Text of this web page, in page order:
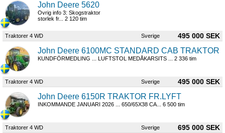
John Deere 5620
Ovrig info 3: Skogstraktor
storlek fr... 2 120 tim
Traktorer 4 WD Sverige 495 000 SEK
John Deere 6100MC STANDARD CAB TRAKTOR
KUNDFÖRMEDLING ... LUFTSTOL MEDÅKARSITS ... 2 336 tim
Traktorer 4 WD Sverige 495 000 SEK
John Deere 6150R TRAKTOR FR.LYFT
INKOMMANDE JANUARI 2026 ... 650/65X38 CA... 6 500 tim
Traktorer 4 WD Sverige 695 000 SEK